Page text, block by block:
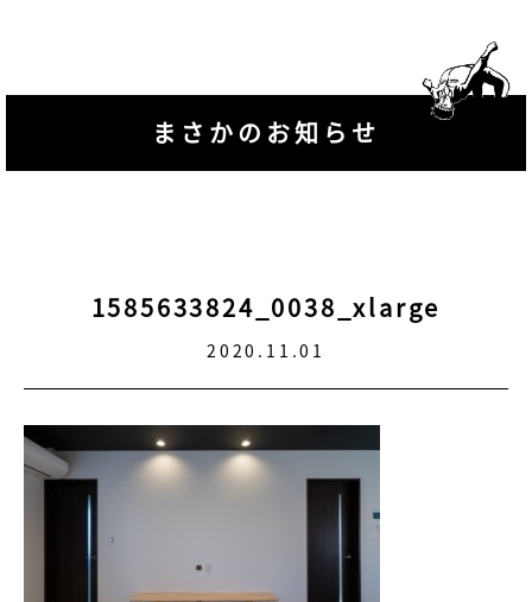
まさかのお知らせ
1585633824_0038_xlarge
2020.11.01